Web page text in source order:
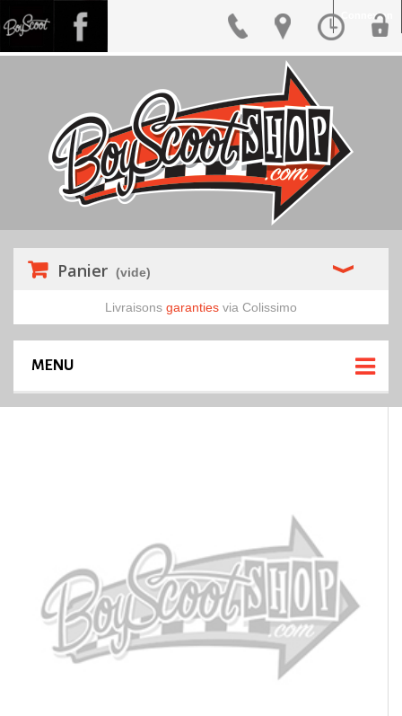
Connexion
Panier (vide)
Livraisons garanties via Colissimo
MENU